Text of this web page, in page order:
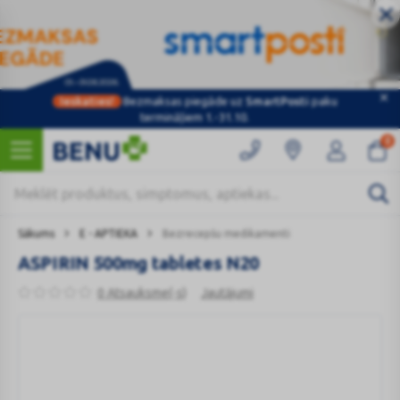
Ieskaties! Bezmaksas piegāde uz SmartPostipaku
termināļiem 1.-31.10.
0
Sākums E - APTIEKA Bezrecepšu medikamenti
0 Atsauksme(-s) Jautājumi
ASPIRIN 500mg tabletes N20